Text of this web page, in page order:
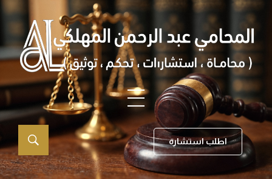
اطلب استشارة